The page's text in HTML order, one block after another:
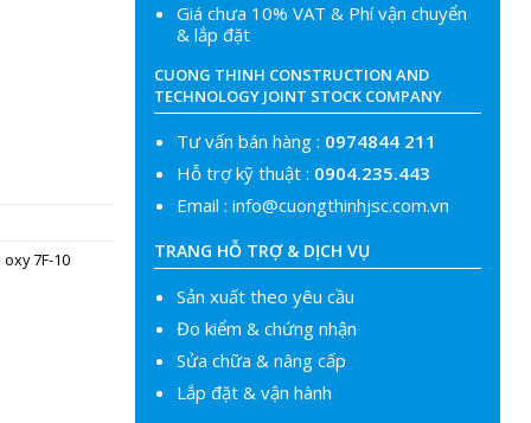
7F-10
Giá chưa 10% VAT & Phí vận chuyển
& lắp đặt
CUONG THINH CONSTRUCTION AND
TECHNOLOGY JOINT STOCK COMPANY
Tư vấn bán hàng : 0974844 211
Hỗ trợ kỹ thuật : 0904.235.443
Email :info@cuongthinhjsc.com.vn
TRANG HỖ TRỢ & DỊCH VỤ
Sản xuất theo yêu cầu
Đo kiểm & chứng nhận
Sửa chữa & nâng cấp
Lắp đặt & vận hành